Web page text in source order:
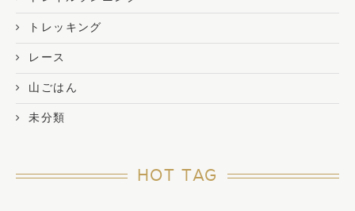
トレッキング
レース
山ごはん
未分類
HOT TAG